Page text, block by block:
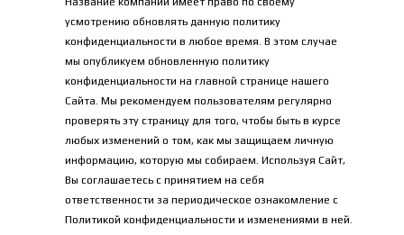
усмотрению обновлять данную политику
конфиденциальности в любое время. В этом случае
мы опубликуем обновленную политику
конфиденциальности на главной странице нашего
Сайта. Мы рекомендуем пользователям регулярно
проверять эту страницу для того, чтобы быть в курсе
любых изменений о том, как мы защищаем личную
информацию, которую мы собираем. Используя Сайт,
Вы соглашаетесь с принятием на себя
ответственности за периодическое ознакомление с
Политикой конфиденциальности и изменениями в ней.